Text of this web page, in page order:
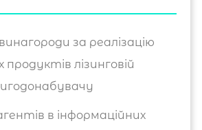
за реалізацію
лізинговій
в інформаційних